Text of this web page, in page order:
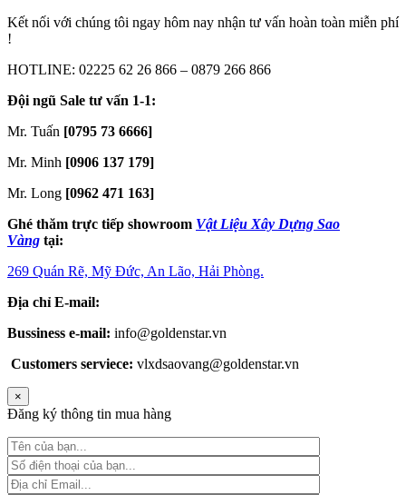
Kết nối với chúng tôi ngay hôm nay nhận tư vấn hoàn toàn miễn phí
!
HOTLINE: 02225 62 26 866 – 0879 266 866
Đội ngũ Sale tư vấn 1-1:
Mr. Tuấn [0795 73 6666]
Mr. Minh [0906 137 179]
Mr. Long [0962 471 163]
Ghé thăm trực tiếp showroom Vật Liệu Xây Dựng Sao
Vàng tại:
269 Quán Rẽ, Mỹ Đức, An Lão, Hải Phòng.
Địa chỉ E-mail:
Bussiness e-mail: info@goldenstar.vn
Customers serviece: vlxdsaovang@goldenstar.vn
×
Đăng ký thông tin mua hàng